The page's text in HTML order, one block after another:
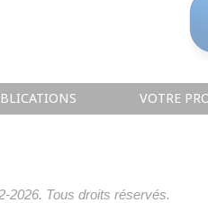
VOTRE
2026. Tous droits réservés.